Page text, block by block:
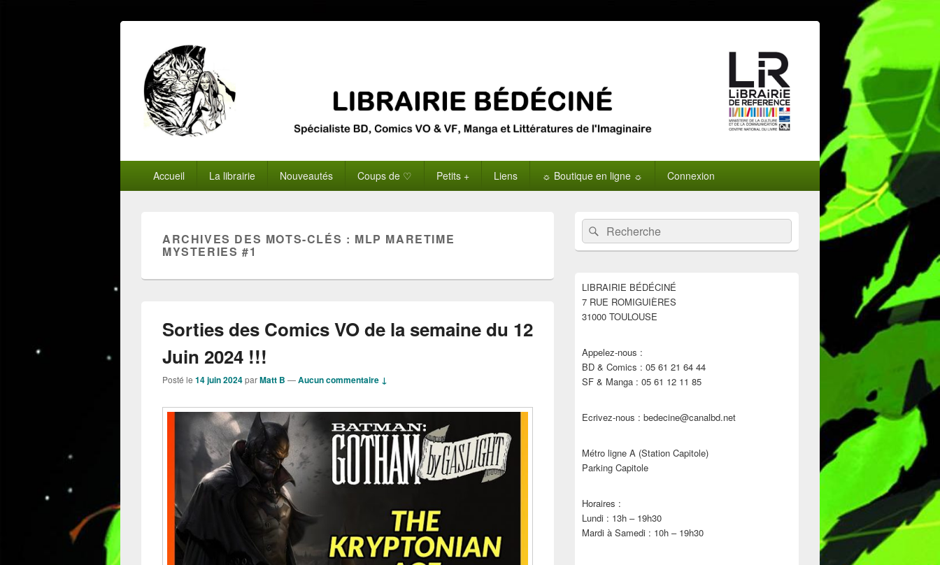
principalAccueil La librairie Nouveautés Coups de ♡ Petits + Liens ☼ Boutique en ligne ☼ Connexion
ARCHIVES DES MOTS-CLÉS : MLP MARETIME
MYSTERIES #1
Sorties des Comics VO de la semaine du 12
Juin 2024 !!!
Posté le 14 juin 2024parMatt B —Aucun commentaire ↓
Zone
principale
de
widget
barre
latérale
Recherche :Rechercher
LIBRAIRIE BÉDÉCINÉ
7 RUE ROMIGUIÈRES
31000 TOULOUSE
Appelez-nous :
BD & Comics : 05 61 21 64 44
SF & Manga : 05 61 12 11 85
Ecrivez-nous : bedecine@canalbd.net
Métro ligne A (Station Capitole)
Parking Capitole
Horaires :
Lundi : 13h – 19h30
Mardi à Samedi : 10h – 19h30